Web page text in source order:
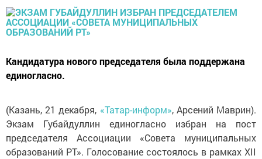
Кандидатура нового председателя была поддержана
единогласно.
(Казань, 21 декабря, «Татар-информ», Арсений Маврин).
Экзам Губайдуллин единогласно избран на пост
председателя Ассоциации «Совета муниципальных
образований РТ». Голосование состоялось в рамках XII